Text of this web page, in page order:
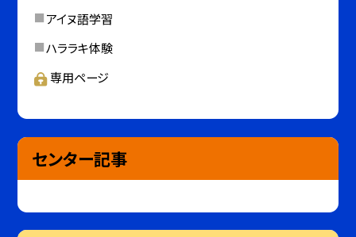
アイヌ語学習
ハララキ体験
専用ページ
センター記事